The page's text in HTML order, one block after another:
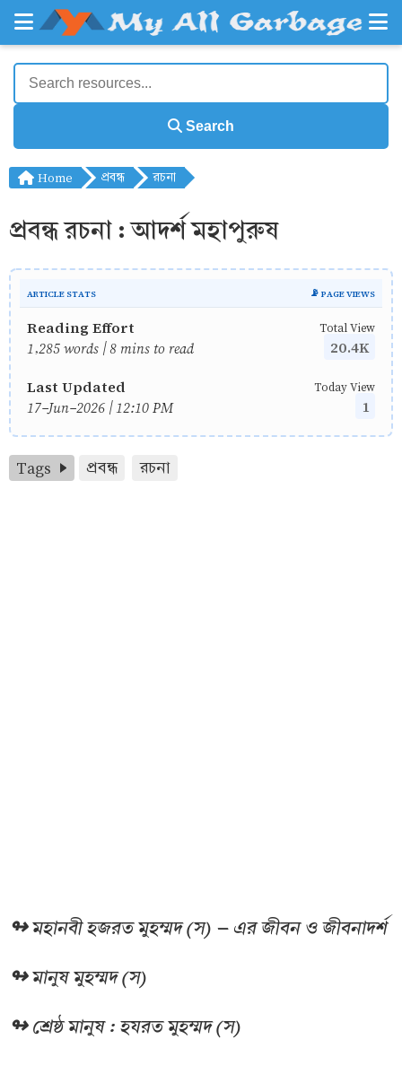
Search
Home প্রবন্ধ রচনা
প্রবন্ধ রচনা : আদর্শ মহাপুরুষ
ARTICLE STATS 📡 PAGE VIEWS
Reading Effort
1,285 words | 8 mins to read
Total View
20.4K
Last Updated
17-Jun-2026 | 12:10 PM
Today View
1
Tags প্রবন্ধ রচনা
↬ মহানবী হজরত মুহম্মদ (স) – এর জীবন ও জীবনাদর্শ
↬ মানুষ মুহম্মদ (স)
↬ শ্রেষ্ঠ মানুষ : হযরত মুহম্মদ (স)